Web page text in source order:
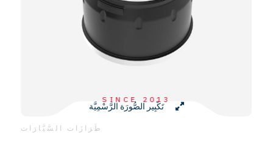
SINCE 2013
تَكْبِير الصُّورَة الرَّسْمِيَّة
طَرَازَات السَّيَّارَات